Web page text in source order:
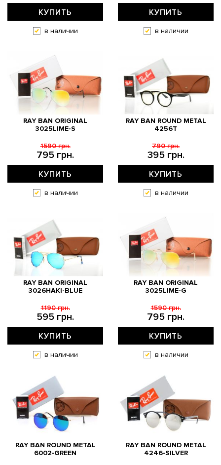
КУПИТЬ
в наличии
КУПИТЬ
в наличии
RAY BAN ORIGINAL
3025LIME-S
795 грн.
1590 грн.
КУПИТЬ
в наличии
RAY BAN ROUND METAL
4256T
395 грн.
790 грн.
КУПИТЬ
в наличии
RAY BAN ORIGINAL
3026HAKI-BLUE
595 грн.
1190 грн.
КУПИТЬ
в наличии
RAY BAN ORIGINAL
3025LIME-G
795 грн.
1590 грн.
КУПИТЬ
в наличии
RAY BAN ROUND METAL
6002-GREEN
RAY BAN ROUND METAL
4246-SILVER